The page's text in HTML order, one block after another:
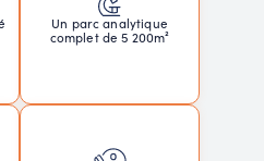
Un parc analytique
complet de 5 200m²